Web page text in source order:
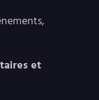
et